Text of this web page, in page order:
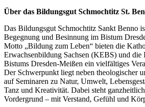
Über das Bildungsgut Schmochtitz St.
Das Bildungsgut Schmochtitz Sankt Benno
Begegnung und Besinnung im Bistum
Motto „Bildung zum Leben“ bieten die
Erwachsenbildung Sachsen (KEBS) und die
Bistums Dresden-Meißen ein vielfältiges
Der Schwerpunkt liegt neben theologischer
auf Seminaren zu Natur, Umwelt,
Tanz und Kreativität. Dabei steht
Vordergrund – mit Verstand, Gefühl und